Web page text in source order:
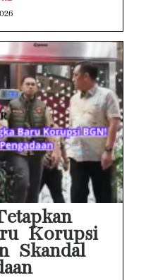
Korupsi
Skandal